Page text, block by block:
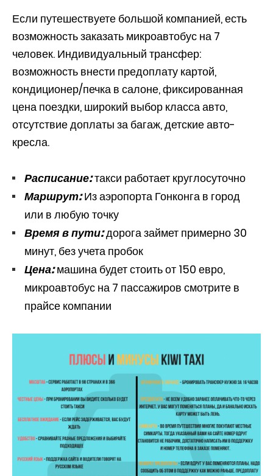
Если путешествуете большой компанией, есть
возможность заказать микроавтобус на 7
человек. Индивидуальный трансфер:
возможность внести предоплату картой,
кондиционер/печка в салоне, фиксированная
цена поездки, широкий выбор класса авто,
отсутствие доплаты за багаж, детские авто-
кресла.
Расписание:такси работает круглосуточно
Маршрут:Из аэропорта Гонконга в город
или в любую точку
Время в пути:дорога займет примерно 30
минут, без учета пробок
Цена:машина будет стоить от 150 евро,
микроавтобус на 7 пассажиров смотрите в
прайсе компании